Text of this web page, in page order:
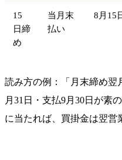
15
日締
め
当月末
払い
8月15
読み方の例：「月末締め翌
月31日・支払9月30日が素
に当たれば、買掛金は翌営